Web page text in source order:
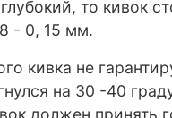
то кивок
- 0, 15 мм.
кивка не
на 30 -40